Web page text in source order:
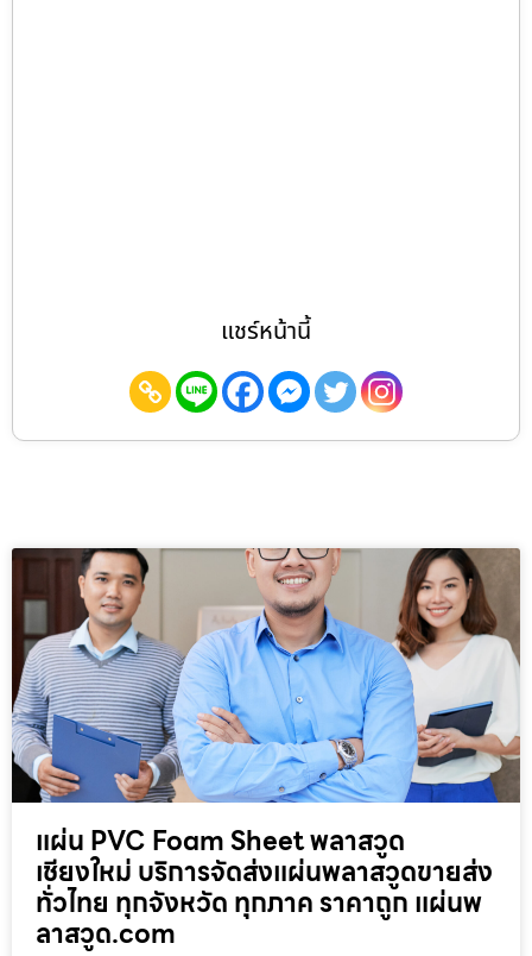
แชร์หน้านี้
แผ่น PVC Foam Sheet พลาสวูด
เชียงใหม่ บริการจัดส่งแผ่นพลาสวูดขายส่ง
ทั่วไทย ทุกจังหวัด ทุกภาค ราคาถูก แผ่นพ
ลาสวูด.com